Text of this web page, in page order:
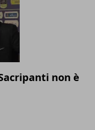
non è